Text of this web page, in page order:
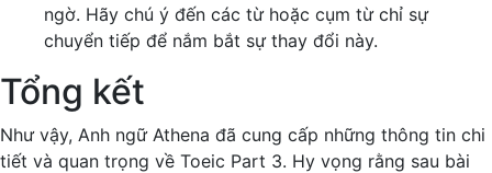
ngờ. Hãy chú ý đến các từ hoặc cụm từ chỉ sự
chuyển tiếp để nắm bắt sự thay đổi này.
Tổng kết
Như vậy, Anh ngữ Athena đã cung cấp những thông tin chi
tiết và quan trọng về Toeic Part 3. Hy vọng rằng sau bài